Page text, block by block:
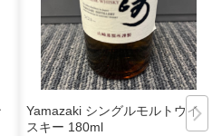
Yamazaki シングルモルトウイ
スキー 180ml